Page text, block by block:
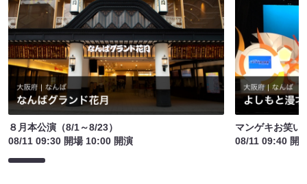
８月本公演（8/1～8/23）
08/11 09:30 開場 10:00 開演
マンゲキお笑い
08/11 09:40 開